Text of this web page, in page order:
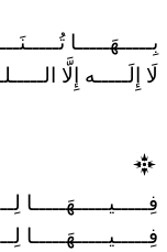
بِـــــهَـــــا
لَا إِلَـــــه إِلَّا
فِـــــيـــــهَـــــا
فِـــــيـــــهَـــــا